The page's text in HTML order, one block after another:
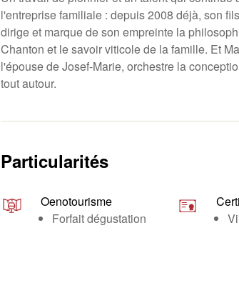
l'entreprise familiale : depuis 2008 déjà, son
dirige et marque de son empreinte la
Chanton et le savoir viticole de la famille. Et
l'épouse de Josef-Marie, orchestre la
tout autour.
Particularités
Oenotourisme
Forfait dégustation